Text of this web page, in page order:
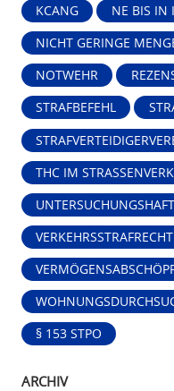
KCANG NE BIS IN
NICHT GERINGE
NOTWEHR
STRAFBEFEHL
THC IM
UNTERSUCHUNGSHAFT
VERKEHRSSTRAFRECHT
§ 153 STPO
ARCHIV